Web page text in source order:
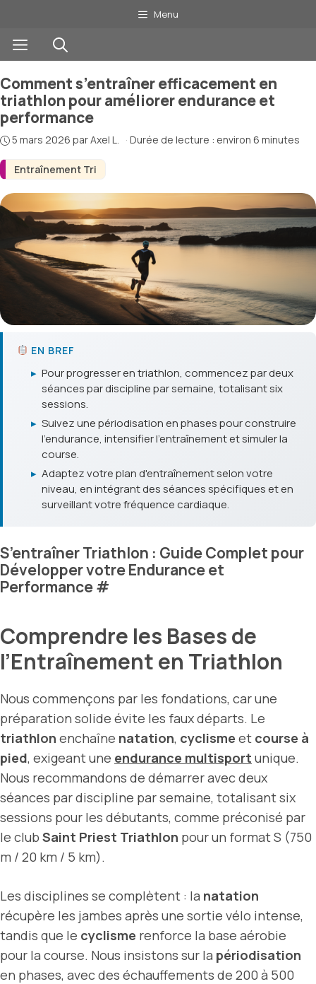
contenu
Menu
Menu
Entraînement Tri
Comment s’entraîner efficacement en
triathlon pour améliorer endurance et
performance
5 mars 2026 parAxel L. · Durée de lecture : environ 6 minutes
EN BREF
▸ Pour progresser en triathlon, commencez par deux
séances par discipline par semaine, totalisant six
sessions.
▸ Suivez une périodisation en phases pour construire
l'endurance, intensifier l'entraînement et simuler la
course.
▸ Adaptez votre plan d'entraînement selon votre
niveau, en intégrant des séances spécifiques et en
surveillant votre fréquence cardiaque.
S’entraîner Triathlon : Guide Complet pour
Développer votre Endurance et
Performance#
Comprendre les Bases de
l’Entraînement en Triathlon
Nous commençons par les fondations, car une
préparation solide évite les faux départs. Le
triathlon enchaîne natation, cyclisme et course à
pied, exigeant une endurance multisport unique.
Nous recommandons de démarrer avec deux
séances par discipline par semaine, totalisant six
sessions pour les débutants, comme préconisé par
le club Saint Priest Triathlon pour un format S (750
m / 20 km / 5 km).
Les disciplines se complètent : la natation
récupère les jambes après une sortie vélo intense,
tandis que le cyclisme renforce la base aérobie
pour la course. Nous insistons sur la périodisation
en phases, avec des échauffements de 200 à 500